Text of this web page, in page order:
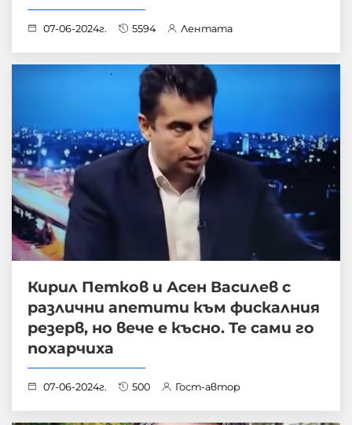
07-06-2024г. 5594 Лентата
Кирил Петков и Асен Василев с
различни апетити към фискалния
резерв, но вече е късно. Те сами го
похарчиха
07-06-2024г. 500 Гост-автор